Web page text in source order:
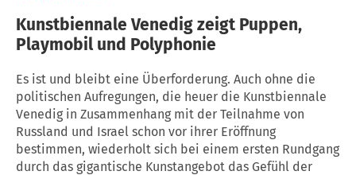
Kunstbiennale Venedig zeigt Puppen,
Playmobil und Polyphonie
Es ist und bleibt eine Überforderung. Auch ohne die
politischen Aufregungen, die heuer die Kunstbiennale
Venedig in Zusammenhang mit der Teilnahme von
Russland und Israel schon vor ihrer Eröffnung
bestimmen, wiederholt sich bei einem ersten Rundgang
durch das gigantische Kunstangebot das Gefühl der